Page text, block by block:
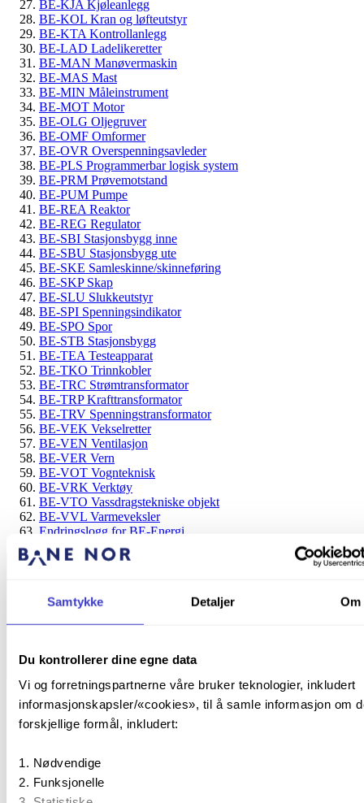
Samtykke Detaljer Om
Du kontrollerer dine egne data
Vi og forretningspartnerne våre bruker teknologier, inkludert
informasjonskapsler/«cookies», til å samle informasjon om
forskjellige formål, inkludert:
Nødvendige
Funksjonelle
BE-KJA Kjøleanlegg
BE-KOL Kran og løfteutstyr
BE-KTA Kontrollanlegg
BE-LAD Ladelikeretter
BE-MAN Manøvermaskin
BE-MAS Mast
BE-MIN Måleinstrument
BE-MOT Motor
BE-OLG Oljegruver
BE-OMF Omformer
BE-OVR Overspenningsavleder
BE-PLS Programmerbar logisk system
BE-PRM Prøvemotstand
BE-PUM Pumpe
BE-REA Reaktor
BE-REG Regulator
BE-SBI Stasjonsbygg inne
BE-SBU Stasjonsbygg ute
BE-SKE Samleskinne/skinneføring
BE-SKP Skap
BE-SLU Slukkeutstyr
BE-SPI Spenningsindikator
BE-SPO Spor
BE-STB Stasjonsbygg
BE-TEA Testeapparat
BE-TKO Trinnkobler
BE-TRC Strømtransformator
BE-TRP Krafttransformator
BE-TRV Spenningstransformator
BE-VEK Vekselretter
BE-VEN Ventilasjon
BE-VER Vern
BE-VOT Vognteknisk
BE-VRK Verktøy
BE-VTO Vassdragstekniske objekt
BE-VVL Varmeveksler
Endringslogg for BE-Energi
BE-IKT Informasjons- og
kommunikasjonsteknologi
Publisert:24. september 2024